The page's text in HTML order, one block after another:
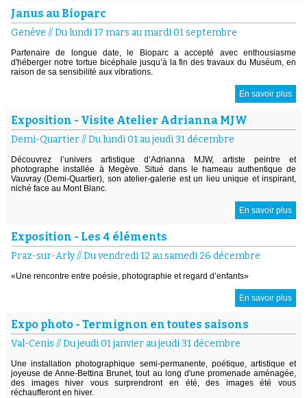
Janus au Bioparc
Genève //Du lundi 17 mars au mardi 01 septembre
Partenaire de longue date, le Bioparc a accepté avec enthousiasme
d'héberger notre tortue bicéphale jusqu’à la fin des travaux du Muséum, en
raison de sa sensibilité aux vibrations.
En savoir plus
Exposition - Visite Atelier Adrianna MJW
Demi-Quartier//Du lundi 01 au jeudi 31 décembre
Découvrez l’univers artistique d’Adrianna MJW, artiste peintre et
photographe installée à Megève. Situé dans le hameau authentique de
Vauvray (Demi-Quartier), son atelier-galerie est un lieu unique et inspirant,
niché face au Mont Blanc.
En savoir plus
Exposition - Les 4 éléments
Praz-sur-Arly//Du vendredi 12 au samedi 26 décembre
«Une rencontre entre poésie, photographie et regard d’enfants»
En savoir plus
Expo photo - Termignon en toutes saisons
Val-Cenis //Du jeudi 01 janvier au jeudi 31 décembre
Une installation photographique semi-permanente, poétique, artistique et
joyeuse de Anne-Bettina Brunet, tout au long d'une promenade aménagée,
des images hiver vous surprendront en été, des images été vous
réchaufferont en hiver.